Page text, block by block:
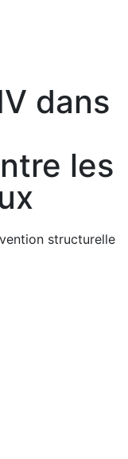
dans
les
structurelle